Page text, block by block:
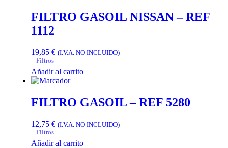
FILTRO GASOIL NISSAN – REF
1112
19,85 € (I.V.A. NO INCLUIDO)
Filtros
Añadir al carrito
FILTRO GASOIL – REF 5280
12,75 € (I.V.A. NO INCLUIDO)
Filtros
Añadir al carrito